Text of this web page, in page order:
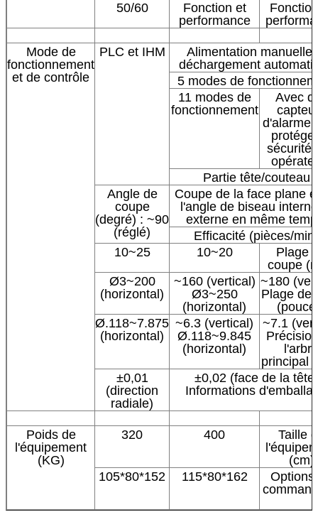
50/60
Fonction et
performance
Mode de
fonctionnement
et de contrôle
PLC et IHM
Alimentation manuelle
déchargement
5 modes de
11 modes de
fonctionnement
Avec
d'alarme
sécurité
Partie tête/couteau
Angle de
coupe
(degré) : ~90
(réglé)
Coupe de la face plane
l'angle de biseau
externe en même
Efficacité (pièces/min)
10~25
10~20
Plage
coupe
Ø3~200
(horizontal)
~160 (vertical)
Ø3~250
(horizontal)
~180
Plage de
Ø.118~7.875
(horizontal)
~6.3 (vertical)
Ø.118~9.845
(horizontal)
~7.1
l'arbre
principal
±0,01
(direction
radiale)
±0,02 (face de la tête)
Informations
Poids de
l'équipement
(KG)
320 400
Taille
(cm)
105*80*152
115*80*162
Options